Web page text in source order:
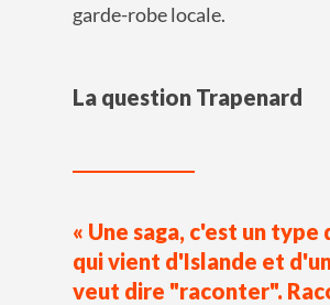
garde-robe locale.
La question Trapenard
« Une saga, c'est un type
qui vient d'Islande et
veut dire "raconter".